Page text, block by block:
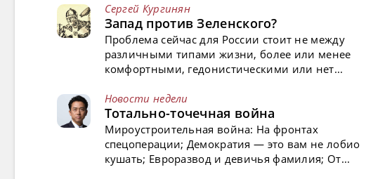
Сергей Кургинян
Запад против Зеленского?
Проблема сейчас для России стоит не между
различными типами жизни, более или менее
комфортными, гедонистическими или нет...
Новости недели
Тотально-точечная война
Мироустроительная война: На фронтах
спецоперации; Демократия — это вам не лобио
кушать; Евроразвод и девичья фамилия; От...